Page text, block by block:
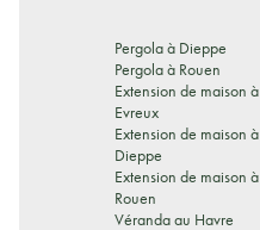
Pergola à Dieppe
Pergola à Rouen
Extension de maison à
Evreux
Extension de maison à
Dieppe
Extension de maison à
Rouen
Véranda au Havre